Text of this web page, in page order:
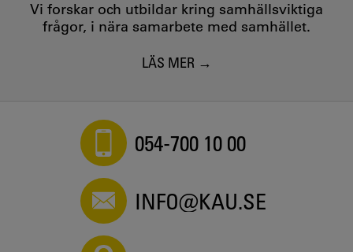
Vi forskar och utbildar kring samhällsviktiga
frågor, i nära samarbete med samhället.
LÄS MER
054-700 10 00
INFO@KAU.SE